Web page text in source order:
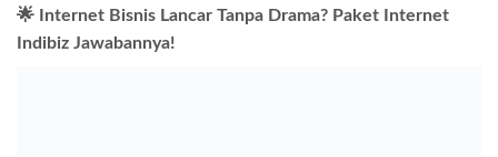
🌟 Internet Bisnis Lancar Tanpa Drama? Paket Internet
Indibiz Jawabannya!